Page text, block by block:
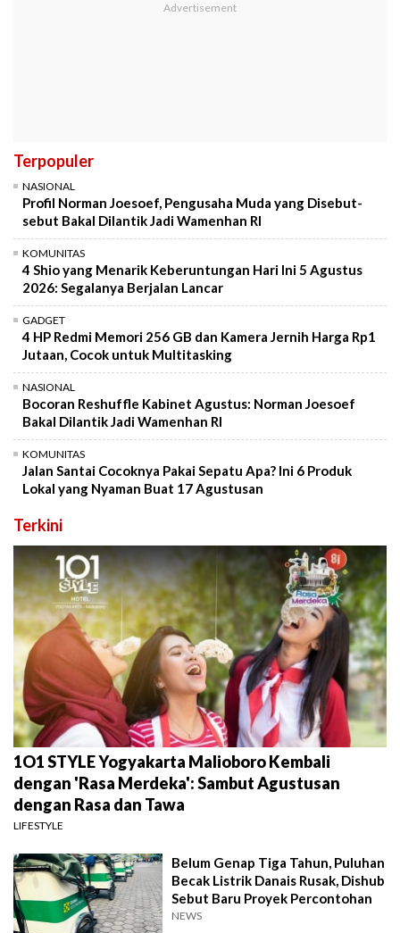
Terpopuler
NASIONAL
Profil Norman Joesoef, Pengusaha Muda yang Disebut-
sebut Bakal Dilantik Jadi Wamenhan RI
KOMUNITAS
4 Shio yang Menarik Keberuntungan Hari Ini 5 Agustus
2026: Segalanya Berjalan Lancar
GADGET
4 HP Redmi Memori 256 GB dan Kamera Jernih Harga Rp1
Jutaan, Cocok untuk Multitasking
NASIONAL
Bocoran Reshuffle Kabinet Agustus: Norman Joesoef
Bakal Dilantik Jadi Wamenhan RI
KOMUNITAS
Jalan Santai Cocoknya Pakai Sepatu Apa? Ini 6 Produk
Lokal yang Nyaman Buat 17 Agustusan
Terkini
1O1 STYLE Yogyakarta Malioboro Kembali
dengan 'Rasa Merdeka': Sambut Agustusan
dengan Rasa dan Tawa
LIFESTYLE
Belum Genap Tiga Tahun, Puluhan
Becak Listrik Danais Rusak, Dishub
Sebut Baru Proyek Percontohan
NEWS